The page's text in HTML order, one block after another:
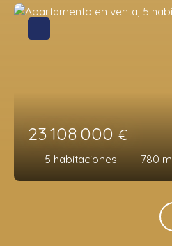
23 108 000 €
5 habitaciones 780